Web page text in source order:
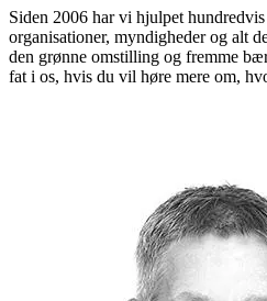
Siden 2006 har vi hjulpet
organisationer, myndigheder og alt
den grønne omstilling og fremme
fat i os, hvis du vil høre mere om,